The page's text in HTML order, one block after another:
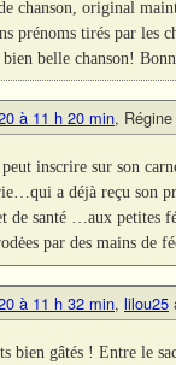
chanson, original
prénoms tirés par les
belle chanson!
à 11 h 20 min,
inscrire sur son
a déjà reçu son
de santé …aux petites
par des mains de
à 11 h 32 min, lilou25
bien gâtés ! Entre le